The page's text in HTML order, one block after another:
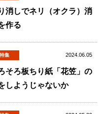
消しでネリ（オクラ）消
作る
特集 2024.06.05
そろ板ちり紙「花笠」の
しようじゃないか